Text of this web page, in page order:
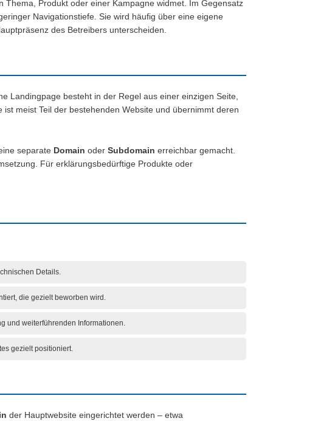
Thema, Produkt oder einer Kampagne widmet. Im Gegensatz
Navigationstiefe. Sie wird häufig über eine eigene
des Betreibers unterscheiden.
Landingpage besteht in der Regel aus einer einzigen Seite,
meist Teil der bestehenden Website und übernimmt deren
separate Domain oder Subdomain erreichbar gemacht.
Für erklärungsbedürftige Produkte oder
Details.
die gezielt beworben wird.
und weiterführenden Informationen.
gezielt positioniert.
der Hauptwebsite eingerichtet werden – etwa